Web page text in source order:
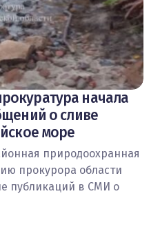
начала
о сливе
море
природоохранная
прокурора области
публикаций в СМИ о